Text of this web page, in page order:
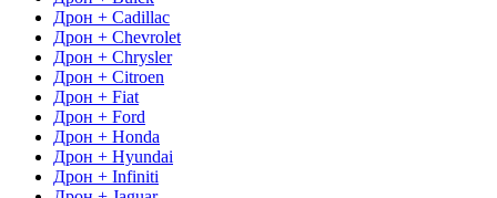
Дрон + Cadillac
Дрон + Chevrolet
Дрон + Chrysler
Дрон + Citroen
Дрон + Fiat
Дрон + Ford
Дрон + Honda
Дрон + Hyundai
Дрон + Infiniti